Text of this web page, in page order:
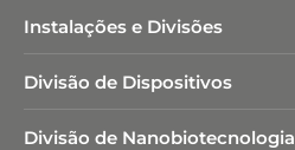
Instalações e Divisões
Divisão de Dispositivos
Divisão de Nanobiotecnologia​